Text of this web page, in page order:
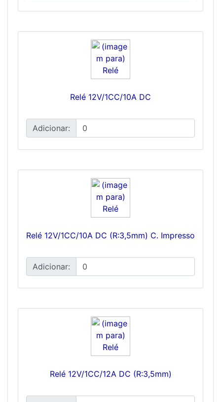
Relé 12V/1CC/10A DC
Adicionar:
Relé 12V/1CC/10A DC (R:3,5mm) C. Impresso
Adicionar:
Relé 12V/1CC/12A DC (R:3,5mm)